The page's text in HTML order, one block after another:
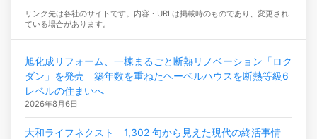
リンク先は各社のサイトです。内容・URLは掲載時のものであり、変更され
ている場合があります。
旭化成リフォーム、一棟まるごと断熱リノベーション「ロク
ダン」を発売 築年数を重ねたヘーベルハウスを断熱等級6
レベルの住まいへ
2026年8月6日
大和ライフネクスト 1,302 句から見えた現代の終活事情